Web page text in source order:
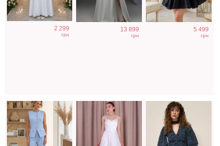
2 299
грн
13 899
грн
5 499
грн
Нарядный
голубой костюм
Атласное
длинное платье
на бретелях в
Легкое
шифоновое
короткое платье